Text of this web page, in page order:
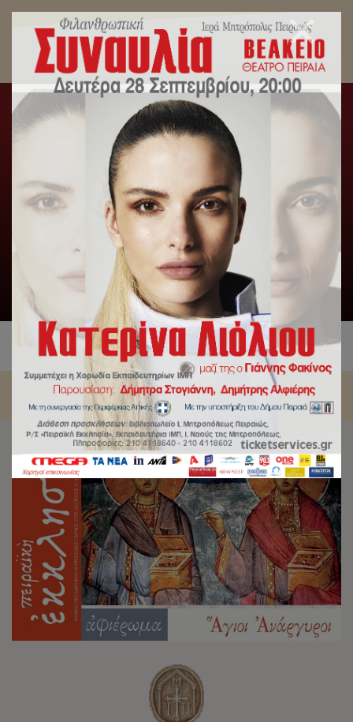
Κυκλοφόρησε το τεύχος του περιοδικού
«Πειραϊκή Εκκλησία» για το μήνα Οκτώβριο
2022.
Αρχική / Περιοδικό
Κυκλοφόρησε το τεύχος του
περιοδικού «Πειραϊκή Εκκλησία» για το μήνα Οκτώβριο 2022.